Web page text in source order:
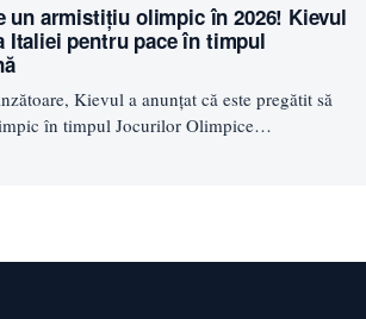
un armistițiu olimpic în 2026! Kievul
Italiei pentru pace în timpul
Kievul a anunțat că este pregătit să
în timpul Jocurilor Olimpice…